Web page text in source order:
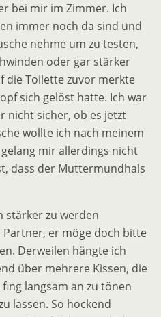
bei mir im Zimmer. Ich
immer noch da sind und
nehme um zu testen,
oder gar stärker
die Toilette zuvor merkte
sich gelöst hatte. Ich war
nicht sicher, ob es jetzt
wollte ich nach meinem
mir allerdings nicht
dass der Muttermundhals
stärker zu werden
er möge doch bitte
Derweilen hängte ich
über mehrere Kissen, die
langsam an zu tönen
lassen. So hockend